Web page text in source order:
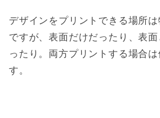
デザインをプリントできる場所
ですが、表面だけだったり、表
ったり。両方プリントする場合
す。